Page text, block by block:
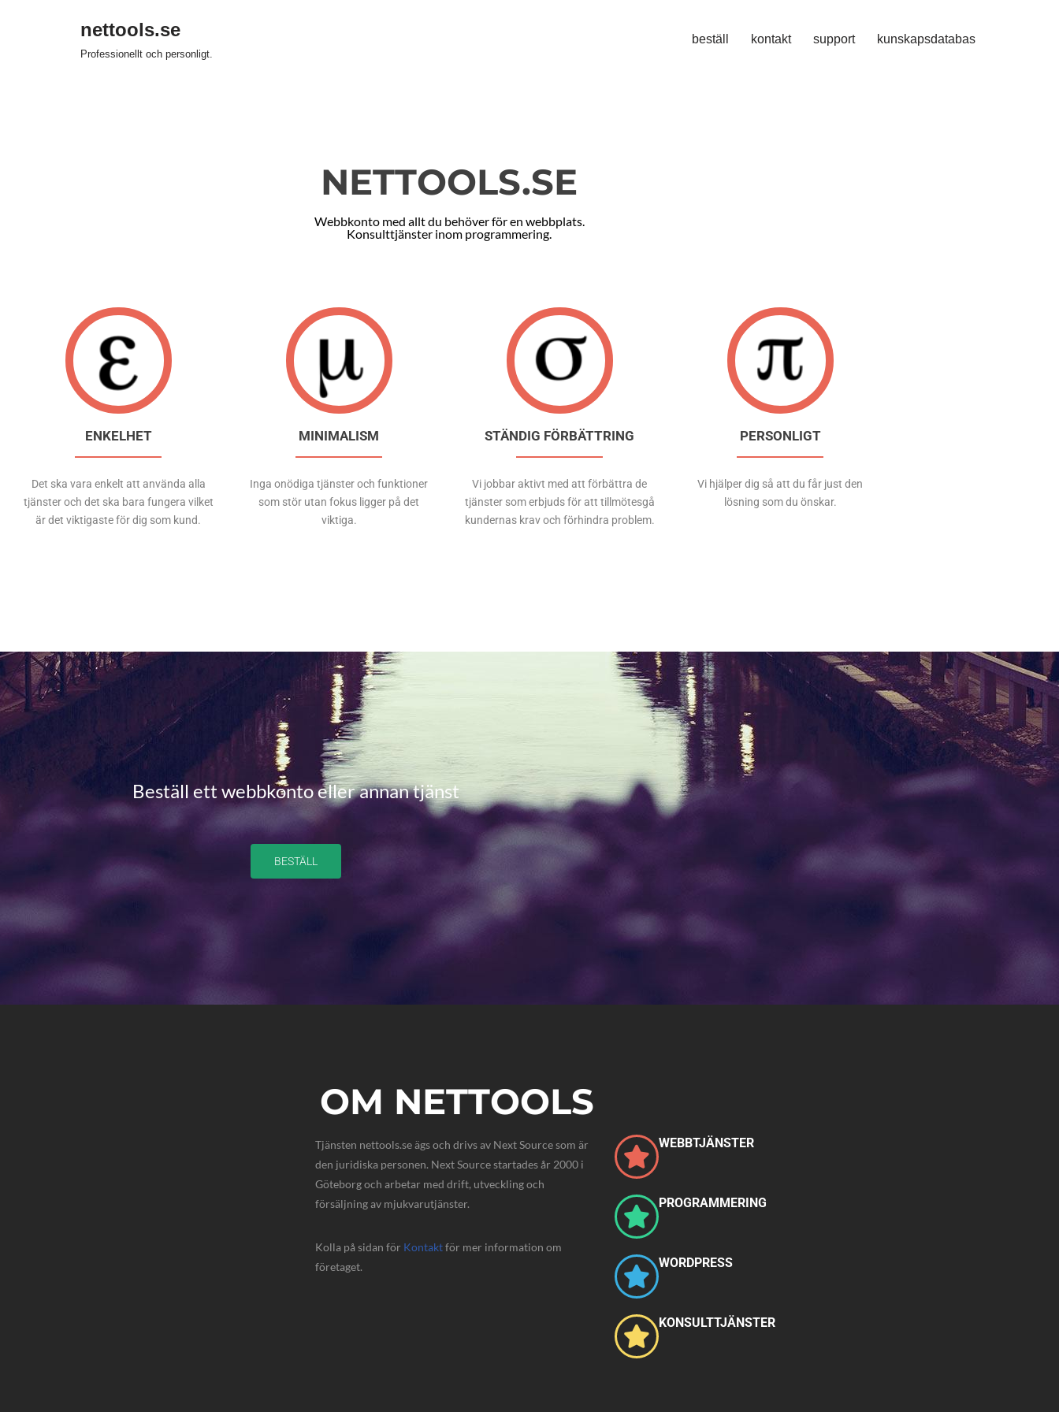
nettools.se
Professionellt och personligt.
beställ kontakt support kunskapsdatabas
NETTOOLS.SE
Webbkonto med allt du behöver för en webbplats.
Konsulttjänster inom programmering.
ENKELHET
Det ska vara enkelt att använda alla
tjänster och det ska bara fungera vilket
är det viktigaste för dig som kund.
MINIMALISM
Inga onödiga tjänster och funktioner
som stör utan fokus ligger på det
viktiga.
STÄNDIG FÖRBÄTTRING
Vi jobbar aktivt med att förbättra de
tjänster som erbjuds för att tillmötesgå
kundernas krav och förhindra problem.
PERSONLIGT
Vi hjälper dig så att du får just den
lösning som du önskar.
Beställ ett webbkonto eller annan tjänst
BESTÄLL
OM NETTOOLS
Tjänsten nettools.se ägs och drivs av Next Source som är
den juridiska personen. Next Source startades år 2000 i
Göteborg och arbetar med drift, utveckling och
försäljning av mjukvarutjänster.
Kolla på sidan för Kontaktför mer information om
företaget.
WEBBTJÄNSTER
PROGRAMMERING
WORDPRESS
KONSULTTJÄNSTER